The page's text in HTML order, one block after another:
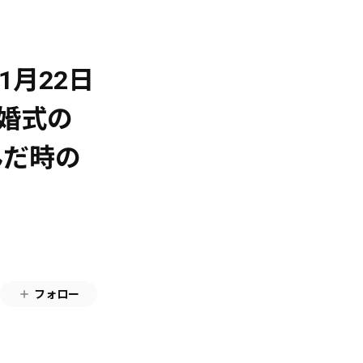
月22日
式の
時の
フォロー